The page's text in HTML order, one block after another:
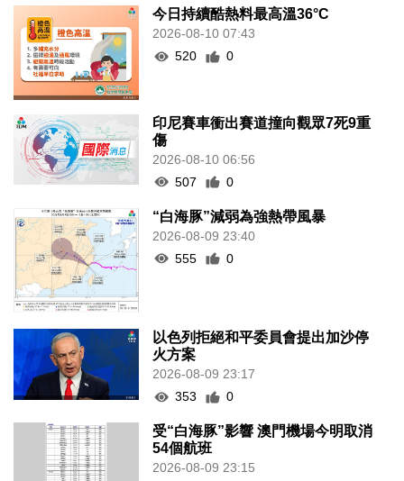
今日持續酷熱料最高溫36°C
2026-08-10 07:43
520
0
印尼賽車衝出賽道撞向觀眾7死9重
傷
2026-08-10 06:56
507
0
“白海豚”減弱為強熱帶風暴
2026-08-09 23:40
555
0
以色列拒絕和平委員會提出加沙停
火方案
2026-08-09 23:17
353
0
受“白海豚”影響 澳門機場今明取消
54個航班
2026-08-09 23:15